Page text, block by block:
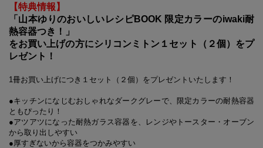
【特典情報】
「山本ゆりのおいしいレシピBOOK 限定カラーのiwaki耐
熱容器つき！」
をお買い上げの方にシリコンミトン１セット（２個）をプ
レゼント！
1冊お買い上げにつき１セット（２個）をプレゼントいたします！
●キッチンになじむおしゃれなダークグレーで、限定カラーの耐熱容器
ともぴったり！
●アツアツになった耐熱ガラス容器を、レンジやトースター・オーブン
から取り出しやすい
●厚すぎないから容器をつかみやすい